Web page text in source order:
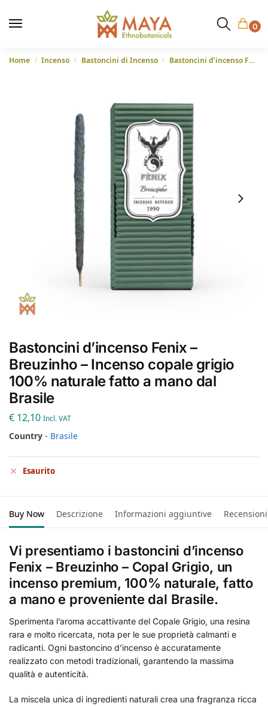
0
Home / Incenso / Bastoncini di Incenso / Bastoncini d’incenso Fenix – Breuzinho – Incenso copale grigio 100% naturale fatto a mano dal Brasile
Bastoncini d’incenso Fenix –
Breuzinho – Incenso copale grigio
100% naturale fatto a mano dal
Brasile
€ 12,10 Incl. VAT
Country - Brasile
Esaurito
Buy Now Descrizione Informazioni aggiuntive Recensioni
Vi presentiamo i bastoncini d’incenso
Fenix – Breuzinho – Copal Grigio, un
incenso premium, 100% naturale, fatto
a mano e proveniente dal Brasile.
Sperimenta l’aroma accattivante del Copale Grigio, una resina
rara e molto ricercata, nota per le sue proprietà calmanti e
radicanti. Ogni bastoncino d’incenso è accuratamente
realizzato con metodi tradizionali, garantendo la massima
qualità e autenticità.
La miscela unica di ingredienti naturali crea una fragranza ricca